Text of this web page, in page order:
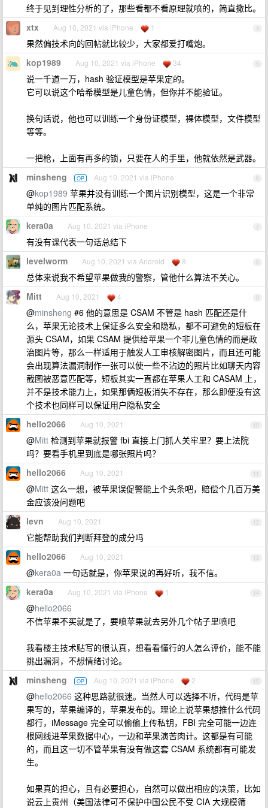
终于见到理性分析的了，那些看都不看原理就喷的，简直撒比。
4
xtx Aug 10, 2021 via iPhone 1
果然偏技术向的回帖就比较少，大家都爱打嘴炮。
5
kop1989 Aug 10, 2021 via iPhone 34
说一千道一万，hash 验证模型是苹果定的。
它可以说这个哈希模型是儿童色情，但你并不能验证。
换句话说，他也可以训练一个身份证模型，裸体模型，文件模型
等等。
一把枪，上面有再多的锁，只要在人的手里，他就依然是武器。
6
minsheng OP Aug 10, 2021 via iPhone
@kop1989 苹果并没有训练一个图片识别模型，这是一个非常
单纯的图片匹配系统。
7
kera0a Aug 10, 2021 via iPhone
有没有课代表一句话总结下
8
levelworm Aug 10, 2021 via Android 8
总体来说我不希望苹果做我的警察，管他什么算法不关心。
9
Mitt Aug 10, 2021 4
@minsheng #6 他的意思是 CSAM 不管是 hash 匹配还是什
么，苹果无论技术上保证多么安全和隐私，都不可避免的短板在
源头 CSAM，如果 CSAM 提供给苹果一个非儿童色情的而是政
治图片等，那么一样适用于触发人工审核解密图片，而且还可能
会出现算法漏洞制作一张可以使一些不沾边的照片比如聊天内容
截图被恶意匹配等，短板其实一直都在苹果人工和 CASAM 上，
并不是技术能力上，如果那俩短板消失不存在，那么即便没有这
个技术也同样可以保证用户隐私安全
10
hello2066 Aug 10, 2021
@Mitt 检测到苹果就报警 fbi 直接上门抓人关牢里？要上法院
吗？要看手机里到底是哪张照片吗？
11
hello2066 Aug 10, 2021
@Mitt 这么一想，被苹果误促警能上个头条吧，赔偿个几百万美
金应该没问题吧
12
levn Aug 10, 2021
它能帮助我们判断拜登的成分吗
13
hello2066 Aug 10, 2021
@kera0a 一句话就是，你苹果说的再好听，我不信。
14
kera0a Aug 10, 2021 via iPhone 1
@hello2066
不信苹果不买就是了，要喷苹果就去另外几个帖子里喷吧
我看楼主技术贴写的很认真，想看看懂行的人怎么评价，能不能
挑出漏洞，不想情绪讨论。
15
minsheng OP Aug 10, 2021 via iPhone 2
@hello2066 这种思路就很迷。当然人可以选择不听，代码是苹
果写的，苹果编译的，苹果发布的。理论上说苹果想推什么代码
都行，iMessage 完全可以偷偷上传私钥，FBI 完全可能一边连
根网线进苹果数据中心，一边和苹果演苦肉计。这都是有可能
的，而且这一切不管苹果有没有做这套 CSAM 系统都有可能发
生。
如果真的担心，且有必要担心，自然可以做出相应的决策，比如
说云上贵州（美国法律可不保护中国公民不受 CIA 大规模筛